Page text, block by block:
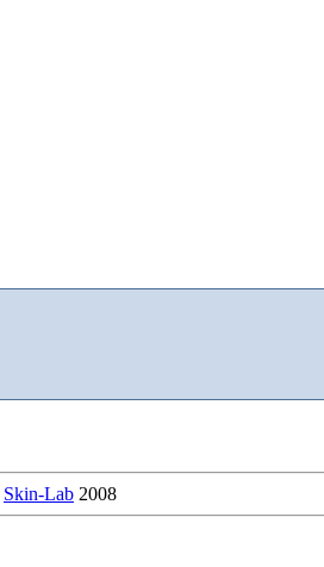
Skin-Lab 2008